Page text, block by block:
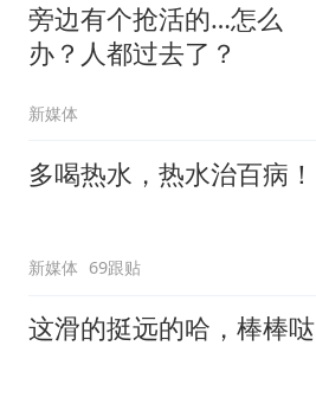
旁边有个抢活的…怎么
办？人都过去了？
新媒体
多喝热水，热水治百病！
新媒体 69跟贴
这滑的挺远的哈，棒棒哒